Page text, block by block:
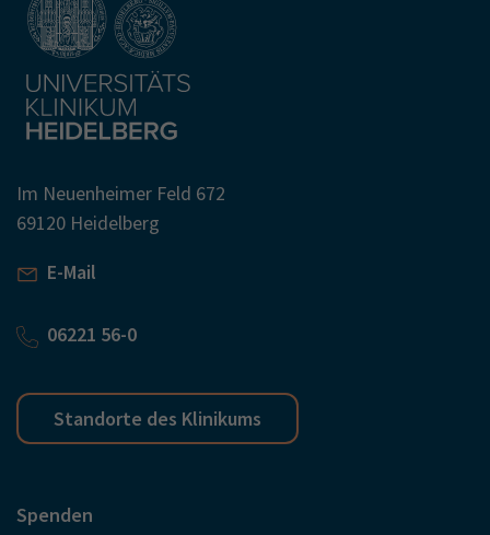
Im Neuenheimer Feld 672
69120 Heidelberg
E-Mail
06221 56-0
Standorte des Klinikums
Spenden